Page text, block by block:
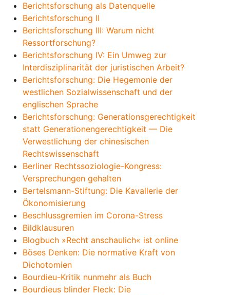
Berichtsforschung als Datenquelle
Berichtsforschung II
Berichtsforschung III: Warum nicht
Ressortforschung?
Berichtsforschung IV: Ein Umweg zur
Interdisziplinarität der juristischen Arbeit?
Berichtsforschung: Die Hegemonie der
westlichen Sozialwissenschaft und der
englischen Sprache
Berichtsforschung: Generationsgerechtigkeit
statt Generationengerechtigkeit — Die
Verwestlichung der chinesischen
Rechtswissenschaft
Berliner Rechtssoziologie-Kongress:
Versprechungen gehalten
Bertelsmann-Stiftung: Die Kavallerie der
Ökonomisierung
Beschlussgremien im Corona-Stress
Bildklausuren
Blogbuch »Recht anschaulich« ist online
Böses Denken: Die normative Kraft von
Dichotomien
Bourdieu-Kritik nunmehr als Buch
Bourdieus blinder Fleck: Die